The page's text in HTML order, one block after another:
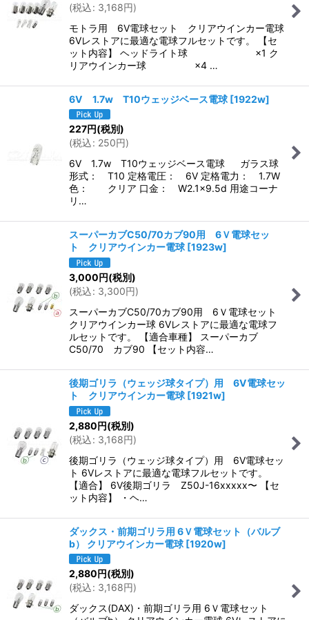
(税込: 3,168円)
モトラ用 6V電球セット クリアウインカー電球
6Vレストアに最適な電球フルセットです。 【セ
ット内容】 ヘッドライト球 ×1 ク
リアウインカー球 ×4 …
6V 1.7w T10ウェッジベース電球 [1922w]
227円(税別)
(税込: 250円)
6V 1.7w T10ウェッジベース電球 ガラス球
形式： T10 定格電圧： 6V 定格電力： 1.7W
色： クリア 口金： W2.1×9.5d 用途コーナ
リ…
スーパーカブC50/70カブ90用 6Ｖ電球セッ
ト クリアウインカー電球 [1923w]
3,000円(税別)
(税込: 3,300円)
スーパーカブC50/70カブ90用 6Ｖ電球セット
クリアウインカー球 6Vレストアに最適な電球フ
ルセットです。 【適合車種】 スーパーカブ
C50/70 カブ90 【セット内容…
後期ゴリラ（ウェッジ球タイプ）用 6V電球セッ
ト クリアウインカー電球 [1921w]
2,880円(税別)
(税込: 3,168円)
後期ゴリラ（ウェッジ球タイプ）用 6V電球セッ
ト 6Vレストアに最適な電球フルセットです。
【適合】 6V後期ゴリラ Z50J-16xxxxx〜 【セ
ット内容】 ・ヘ…
ダックス・前期ゴリラ用 6Ｖ電球セット（バルブ
b） クリアウインカー電球 [1920w]
2,880円(税別)
(税込: 3,168円)
ダックス(DAX)・前期ゴリラ用 6Ｖ電球セット